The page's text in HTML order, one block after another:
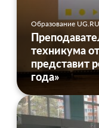
Образование UG.RU
техникума
представит
года»